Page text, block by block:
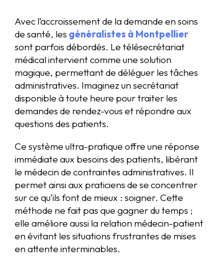
Avec l’accroissement de la demande en soins
de santé, les généralistes à Montpellier
sont parfois débordés. Le télésecrétariat
médical intervient comme une solution
magique, permettant de déléguer les tâches
administratives. Imaginez un secrétariat
disponible à toute heure pour traiter les
demandes de rendez-vous et répondre aux
questions des patients.
Ce système ultra-pratique offre une réponse
immédiate aux besoins des patients, libérant
le médecin de contraintes administratives. Il
permet ainsi aux praticiens de se concentrer
sur ce qu’ils font de mieux : soigner. Cette
méthode ne fait pas que gagner du temps ;
elle améliore aussi la relation médecin-patient
en évitant les situations frustrantes de mises
en attente interminables.